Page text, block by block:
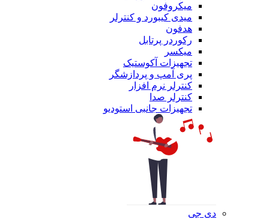
میکروفون
میدی کیبورد و کنترلر
هدفون
رکوردر پرتابل
میکسر
تجهیزات آکوستیک
پری آمپ و پردازشگر
کنترلر نرم افزار
کنترلر صدا
تجهیزات جانبی استودیو
دی جی